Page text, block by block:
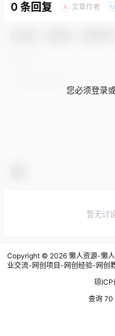
0 条回复 A 文章作者 M
您必须登录
暂无讨
Copyright © 2026 懒人资源-懒
业交流-网创项目-网创经验-网创
琼
查询 70